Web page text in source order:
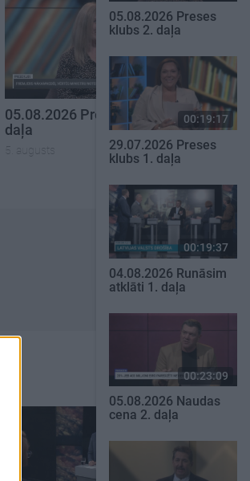
00:22:08
05.08.2026 Preses klubs 2.
daļa
5. augusts
05.08.2026 Preses
klubs 2. daļa
00:19:17
29.07.2026 Preses
klubs 1. daļa
00:19:37
04.08.2026 Runāsim
atklāti 1. daļa
00:23:09
05.08.2026 Naudas
cena 2. daļa